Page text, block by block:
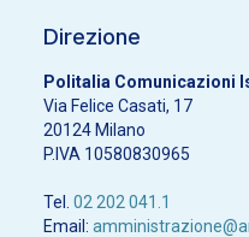
Direzione
Politalia Comunicazioni
Via Felice Casati, 17
20124 Milano
P.IVA 10580830965
Tel. 02 202 041.1
Email: